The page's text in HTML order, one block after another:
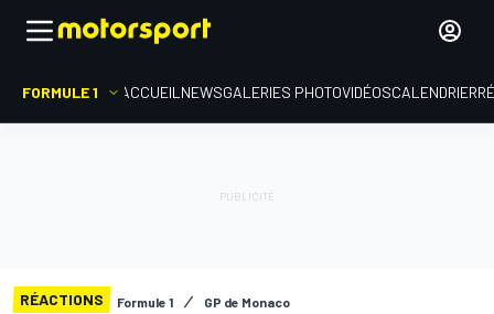
FORMULE 1 ACCUEIL NEWSGALERIES PHOTOVIDÉOSCALENDRIER
RÉACTIONS Formule 1 GP de Monaco